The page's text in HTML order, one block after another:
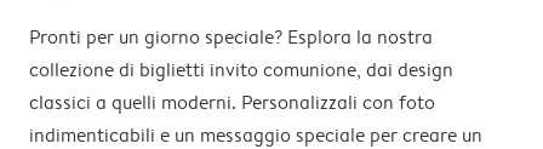
Pronti per un giorno speciale? Esplora la nostra
collezione di biglietti invito comunione, dai design
classici a quelli moderni. Personalizzali con foto
indimenticabili e un messaggio speciale per creare un